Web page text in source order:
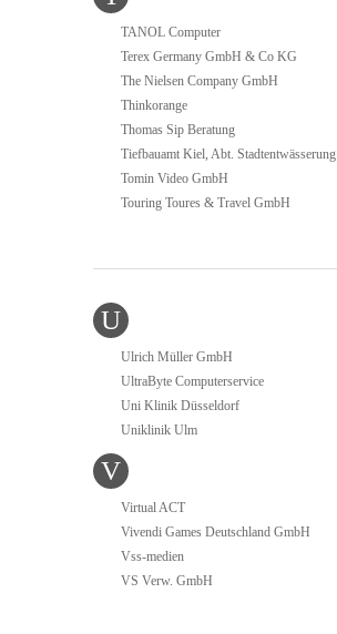
TANOL Computer
Terex Germany GmbH & Co KG
The Nielsen Company GmbH
Thinkorange
Thomas Sip Beratung
Tiefbauamt Kiel, Abt. Stadtentwässerung
Tomin Video GmbH
Touring Toures & Travel GmbH
U
Ulrich Müller GmbH
UltraByte Computerservice
Uni Klinik Düsseldorf
Uniklinik Ulm
V
Virtual ACT
Vivendi Games Deutschland GmbH
Vss-medien
VS Verw. GmbH